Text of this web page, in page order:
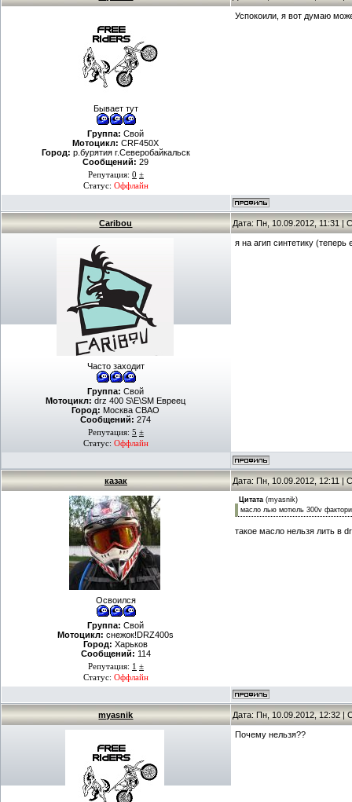
Бывает тут
Группа: Свой
Мотоцикл: CRF450X
Город: р.бурятия г.Северобайкальск
Сообщений: 29
Репутация: 0 ±
Статус: Оффлайн
Успокоили, я вот думаю
Caribou Дата: Пн, 10.09.2012, 11:31 |
Часто заходит
Группа: Свой
Мотоцикл: drz 400 S\E\SM Евреец
Город: Москва СВАО
Сообщений: 274
Репутация: 5 ±
Статус: Оффлайн
я на агип синтетику
казак Дата: Пн, 10.09.2012, 12:11 |
Освоился
Группа: Свой
Мотоцикл: снежок!DRZ400s
Город: Харьков
Сообщений: 114
Репутация: 1 ±
Статус: Оффлайн
Цитата (myasnik)
масло лью мотюль 300v
такое масло нельзя лить в
myasnik Дата: Пн, 10.09.2012, 12:32 |
Почему нельзя??